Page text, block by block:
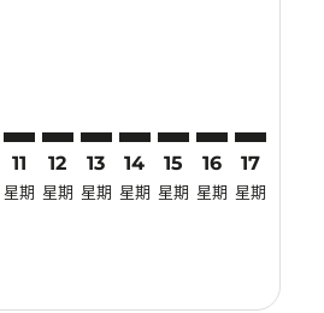
11
星期
12
星期
13
星期
14
星期
15
星期
16
星期
17
星期